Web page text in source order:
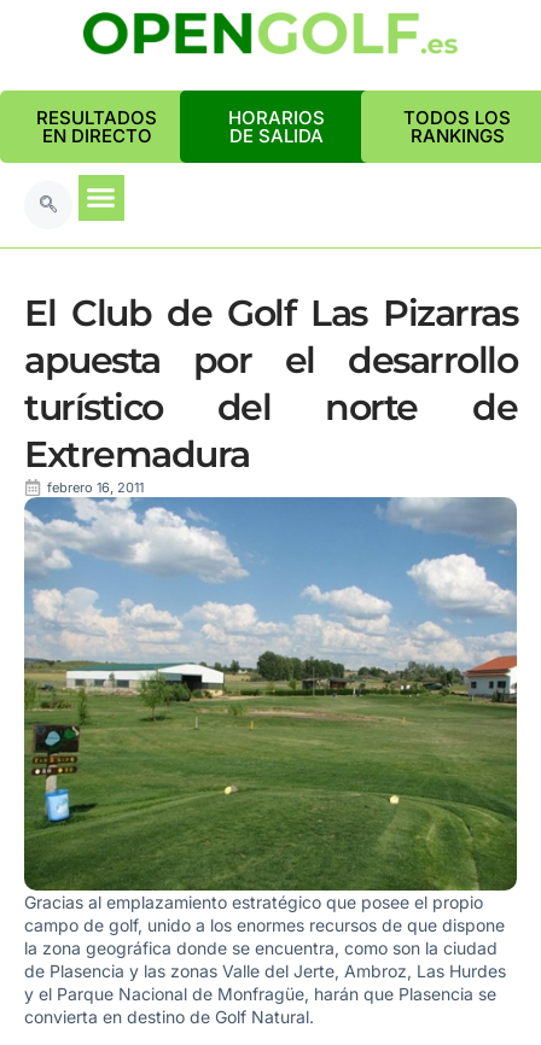
RESULTADOS
EN DIRECTO
HORARIOS
DE SALIDA
TODOS LOS
RANKINGS
El Club de Golf Las Pizarras
apuesta por el desarrollo
turístico del norte de
Extremadura
febrero 16, 2011
Gracias al emplazamiento estratégico que posee el propio
campo de golf, unido a los enormes recursos de que dispone
la zona geográfica donde se encuentra, como son la ciudad
de Plasencia y las zonas Valle del Jerte, Ambroz, Las Hurdes
y el Parque Nacional de Monfragüe, harán que Plasencia se
convierta en destino de Golf Natural.